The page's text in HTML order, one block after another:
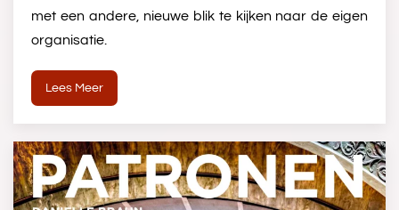
met een andere, nieuwe blik te kijken naar de eigen
organisatie.
Lees Meer